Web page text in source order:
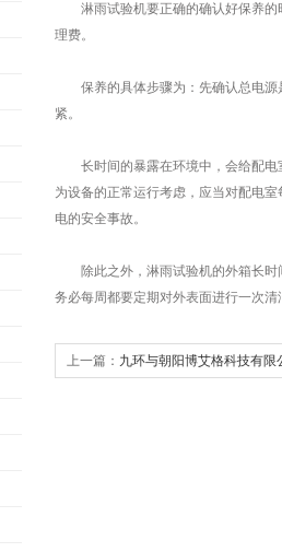
淋雨试验机要正确的确认好保养的
理费。
保养的具体步骤为：先确认总电源
紧。
长时间的暴露在环境中，会给配电
为设备的正常运行考虑，应当对配电
电的安全事故。
除此之外，淋雨试验机的外箱长时
务必每周都要定期对外表面进行一次清
上一篇： 九环与朝阳博艾格科技有限